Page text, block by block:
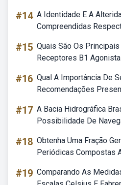
#14 A Identidade E A
Compreendidas
#15 Quais São Os
Receptores B1
#16 Qual A Importância De
Recomendações
#17 A Bacia Hidrográfica
Possibilidade De
#18 Obtenha Uma Fração
Periódicas Compostas
#19 Comparando As